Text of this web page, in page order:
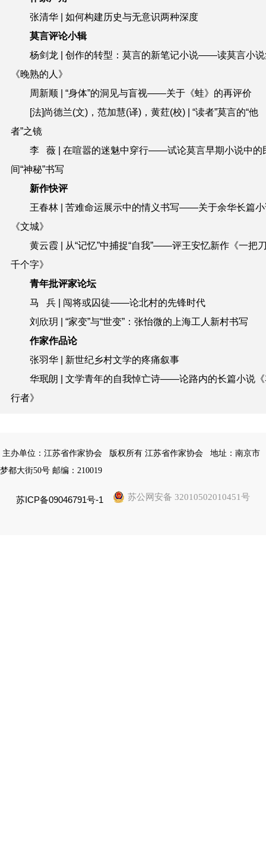
张清华 | 如何构建历史与无意识两种深度
莫言评论小辑
杨剑龙 | 创作的转型：莫言的新笔记小说——读莫言小说
《晚熟的人》
周新顺 | “身体”的洞见与盲视——关于《蛙》的再评价
[法]尚德兰(文)，范加慧(译)，黄荭(校) | “读者”莫言的“他
者”之镜
李 薇 | 在喧嚣的迷魅中穿行——试论莫言早期小说中的
间“神秘”书写
新作快评
王春林 | 苦难命运展示中的情义书写——关于余华长篇小
《文城》
黄云霞 | 从“记忆”中捕捉“自我”——评王安忆新作《一把
千个字》
青年批评家论坛
马 兵 | 闯将或囚徒——论北村的先锋时代
刘欣玥 | “家变”与“世变”：张怡微的上海工人新村书写
作家作品论
张羽华 | 新世纪乡村文学的疼痛叙事
华珉朗 | 文学青年的自我悼亡诗——论路内的长篇小说《
行者》
主办单位：江苏省作家协会 版权所有 江苏省作家协会
地址：南京市
梦都大街50号 邮编：210019
苏ICP备09046791号-1 苏公网安备 32010502010451号